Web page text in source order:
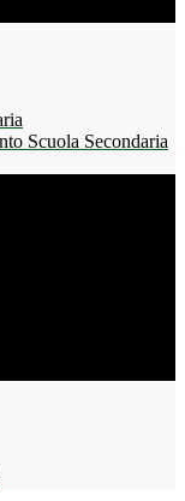
Scuola Secondaria